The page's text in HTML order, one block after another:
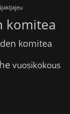
komitea
komitea
vuosikokous